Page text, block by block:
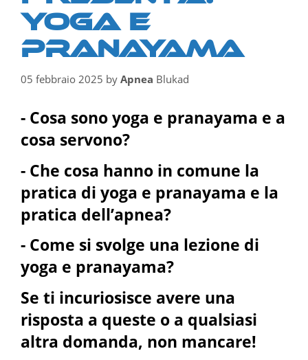
YOGA e
PRANAYAMA
05 febbraio 2025 by Apnea Blukad
- Cosa sono yoga e pranayama e a
cosa servono?
- Che cosa hanno in comune la
pratica di yoga e pranayama e la
pratica dell’apnea?
- Come si svolge una lezione di
yoga e pranayama?
Se ti incuriosisce avere una
risposta a queste o a qualsiasi
altra domanda, non mancare!